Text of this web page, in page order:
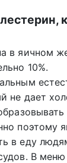
в яичном
10%.
не дает
поэтому
в еду
В